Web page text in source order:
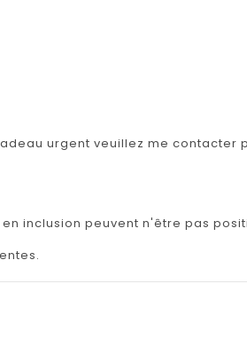
urgent veuillez me contacter
inclusion peuvent n'être pas